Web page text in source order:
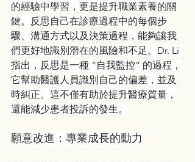
的經驗中學習，更是提升職業素養的關
鍵。反思自己在診療過程中的每個步
驟、溝通方式以及決策過程，能夠讓我
們更好地識別潛在的風險和不足。Dr. Li
指出，反思是一種 “自我監控” 的過程，
它幫助醫護人員識別自己的偏差，並及
時糾正。這不僅有助於提升醫療質量，
還能減少患者投訴的發生。
願意改進：專業成長的動力